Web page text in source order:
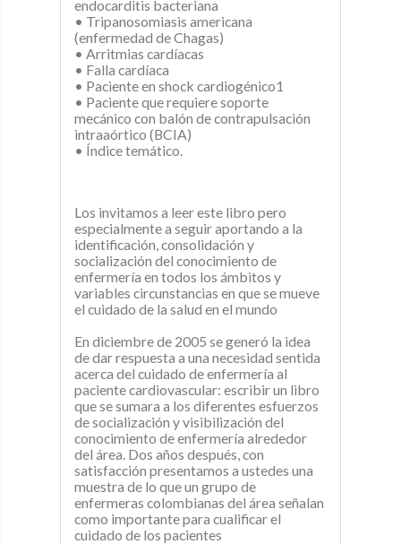
endocarditis bacteriana
• Tripanosomiasis americana
(enfermedad de Chagas)
• Arritmias cardíacas
• Falla cardíaca
• Paciente en shock cardiogénico1
• Paciente que requiere soporte
mecánico con balón de contrapulsación
intraaórtico (BCIA)
• Índice temático.
Los invitamos a leer este libro pero
especialmente a seguir aportando a la
identificación, consolidación y
socialización del conocimiento de
enfermería en todos los ámbitos y
variables circunstancias en que se mueve
el cuidado de la salud en el mundo
En diciembre de 2005 se generó la idea
de dar respuesta a una necesidad sentida
acerca del cuidado de enfermería al
paciente cardiovascular: escribir un libro
que se sumara a los diferentes esfuerzos
de socialización y visibilización del
conocimiento de enfermería alrededor
del área. Dos años después, con
satisfacción presentamos a ustedes una
muestra de lo que un grupo de
enfermeras colombianas del área señalan
como importante para cualificar el
cuidado de los pacientes